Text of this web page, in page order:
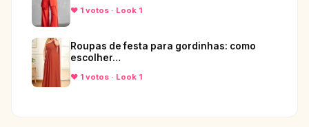
♥ 1 votos · Look 1
Roupas de festa para gordinhas: como
escolher…
♥ 1 votos · Look 1